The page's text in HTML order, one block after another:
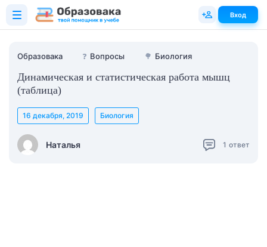
Образовака ❓ Вопросы 🌳 Биология
Динамическая и статистическая работа мышц
(таблица)
Наталья
16 декабря, 2019 Биология
1 ответ
Вход